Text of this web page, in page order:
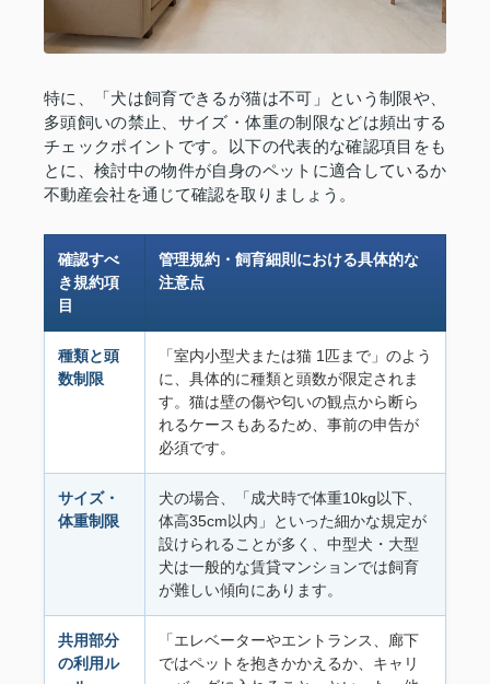
特に、「犬は飼育できるが猫は不可」という制限や、
多頭飼いの禁止、サイズ・体重の制限などは頻出する
チェックポイントです。以下の代表的な確認項目をも
とに、検討中の物件が自身のペットに適合しているか
不動産会社を通じて確認を取りましょう。
確認すべ
き規約項
目
管理規約・飼育細則における具体的な
注意点
種類と頭
数制限
「室内小型犬または猫 1匹まで」のよう
に、具体的に種類と頭数が限定されま
す。猫は壁の傷や匂いの観点から断ら
れるケースもあるため、事前の申告が
必須です。
サイズ・
体重制限
犬の場合、「成犬時で体重10kg以下、
体高35cm以内」といった細かな規定が
設けられることが多く、中型犬・大型
犬は一般的な賃貸マンションでは飼育
が難しい傾向にあります。
共用部分
の利用ル
「エレベーターやエントランス、廊下
ではペットを抱きかかえるか、キャリ